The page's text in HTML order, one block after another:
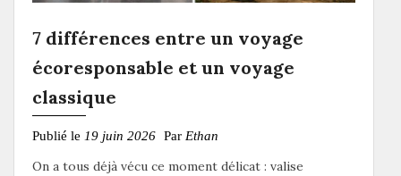
7 différences entre un voyage
écoresponsable et un voyage
classique
Publié le 19 juin 2026 Par Ethan
On a tous déjà vécu ce moment délicat : valise